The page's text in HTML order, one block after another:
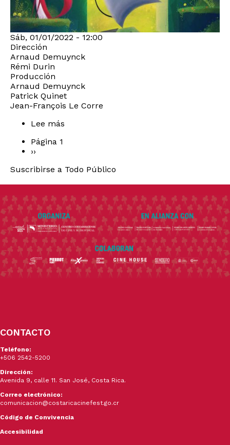
Sáb, 01/01/2022 - 12:00
Dirección
Arnaud Demuynck
Rémi Durin
Producción
Arnaud Demuynck
Patrick Quinet
Jean-François Le Corre
Lee más
DEL
PAGINACIÓN
Página 1
Siguiente
››
Suscribirse a Todo Público
CONTACTO
Teléfono:
+506 2542-5200
Dirección:
Avenida 9, calle 11. San José, Costa Rica.
Correo electrónico:
comunicacion@costaricacinefest.go.cr
Código de Convivencia
Accesibilidad